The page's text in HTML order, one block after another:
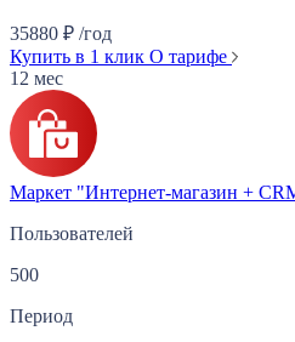
35880 ₽ /год
Купить в 1 клик О тарифе
12 мес
Маркет "Интернет-магазин +
Пользователей
500
Период